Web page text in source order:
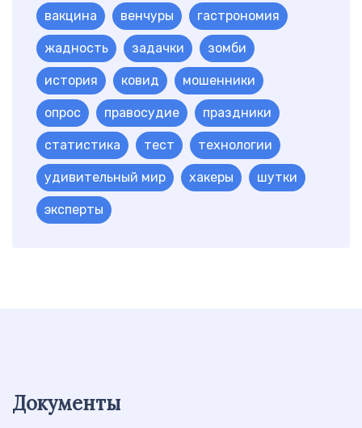
вакцина венчуры гастрономия
жадность задачки зомби
история ковид мошенники
опрос правосудие праздники
статистика тест технологии
удивительный мир хакеры шутки
эксперты
Документы